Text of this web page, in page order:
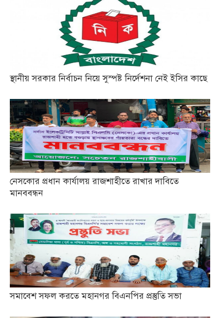
স্থানীয় সরকার নির্বাচন নিয়ে সুস্পষ্ট নির্দেশনা নেই ইসির কাছে
নেসকোর প্রধান কার্যালয় রাজশাহীতে রাখার দাবিতে
মানববন্ধন
সমাবেশ সফল করতে মহানগর বিএনপির প্রস্তুতি সভা